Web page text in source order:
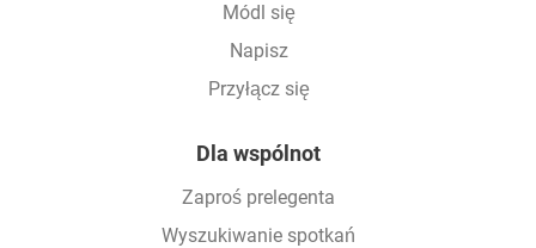
Módl się
Napisz
Przyłącz się
Dla wspólnot
Zaproś prelegenta
Wyszukiwanie spotkań